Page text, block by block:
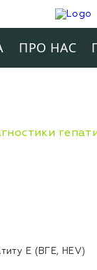
ПРО НАС